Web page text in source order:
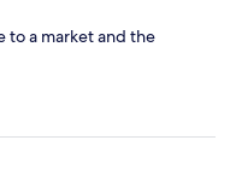
to a market and the